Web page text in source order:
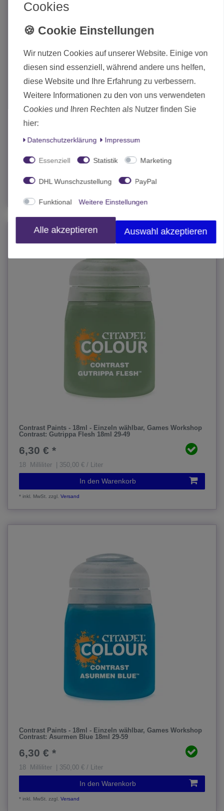
Contrast Paints - 18ml - Einzeln wählbar
18 Milliliter | 350,00 € / Liter
In den Warenkorb
Contrast Paints - 18ml - Einzeln wählbar, Games Workshop
Contrast: Gutrippa Flesh 18ml 29-49
6,30 € *
18 Milliliter | 350,00 € / Liter
In den Warenkorb
*inkl. MwSt. zzgl.Versand
Contrast Paints - 18ml - Einzeln wählbar, Games Workshop
Contrast: Asurmen Blue 18ml 29-59
6,30 € *
18 Milliliter | 350,00 € / Liter
In den Warenkorb
*inkl. MwSt. zzgl.Versand
Cookies
Wir nutzen Cookies auf unserer Website. Einige von
diesen sind essenziell, während andere uns helfen,
diese Website und Ihre Erfahrung zu verbessern.
Weitere Informationen zu den von uns verwendeten
Cookies und Ihren Rechten als Nutzer finden Sie
hier:
Daten­schutz­erklärung Impressum
Essenziell Statistik Marketing
DHL Wunschzustellung PayPal
Funktional Weitere Einstellungen
Alle akzeptieren Auswahl akzeptieren